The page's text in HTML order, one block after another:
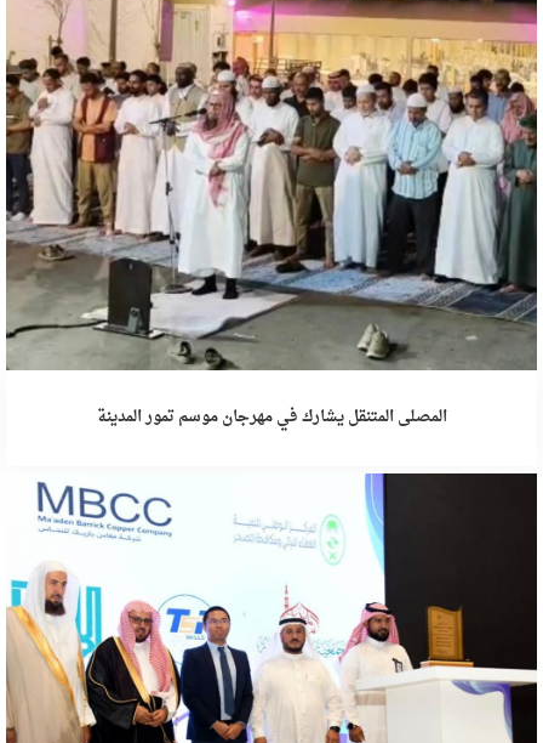
المصلى المتنقل يشارك في مهرجان موسم تمور المدينة